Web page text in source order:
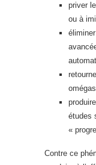
priver
ou à
études
«
Contre ce